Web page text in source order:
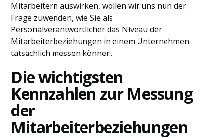
Mitarbeitern auswirken, wollen wir uns nun der
Frage zuwenden, wie Sie als
Personalverantwortlicher das Niveau der
Mitarbeiterbeziehungen in einem Unternehmen
tatsächlich messen können.
Die wichtigsten
Kennzahlen zur Messung
der
Mitarbeiterbeziehungen